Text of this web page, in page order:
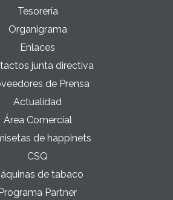
Tesorería
Organigrama
Enlaces
junta directiva
de Prensa
Actualidad
Área Comercial
de happinets
CSQ
de tabaco
Partner